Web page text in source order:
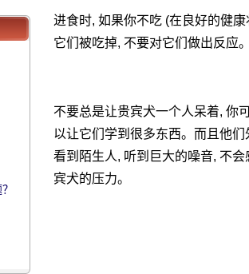
进食时, 如果你不吃 (在良好的健
它们被吃掉, 不要对它们做出反应
不要总是让贵宾犬一个人呆着, 你
以让它们学到很多东西。而且他
看到陌生人, 听到巨大的噪音, 不
宾犬的压力。